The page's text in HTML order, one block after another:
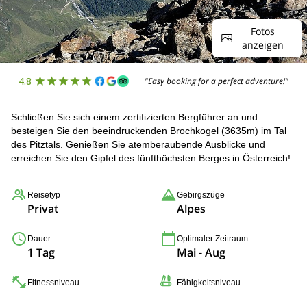
Fotos
anzeigen
4.8 "Easy booking for a perfect adventure!"
Schließen Sie sich einem zertifizierten Bergführer an und
besteigen Sie den beeindruckenden Brochkogel (3635m) im Tal
des Pitztals. Genießen Sie atemberaubende Ausblicke und
erreichen Sie den Gipfel des fünfthöchsten Berges in Österreich!
Reisetyp
Privat
Gebirgszüge
Alpes
Dauer
1 Tag
Optimaler Zeitraum
Mai - Aug
Fitnessniveau Fähigkeitsniveau